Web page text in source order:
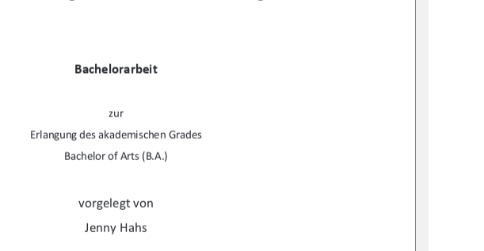
Bachelorarbeit
zur
Erlangung des akademischen Grades
Bachelor of Arts (B.A.)
vorgelegt von
Jenny Hahs